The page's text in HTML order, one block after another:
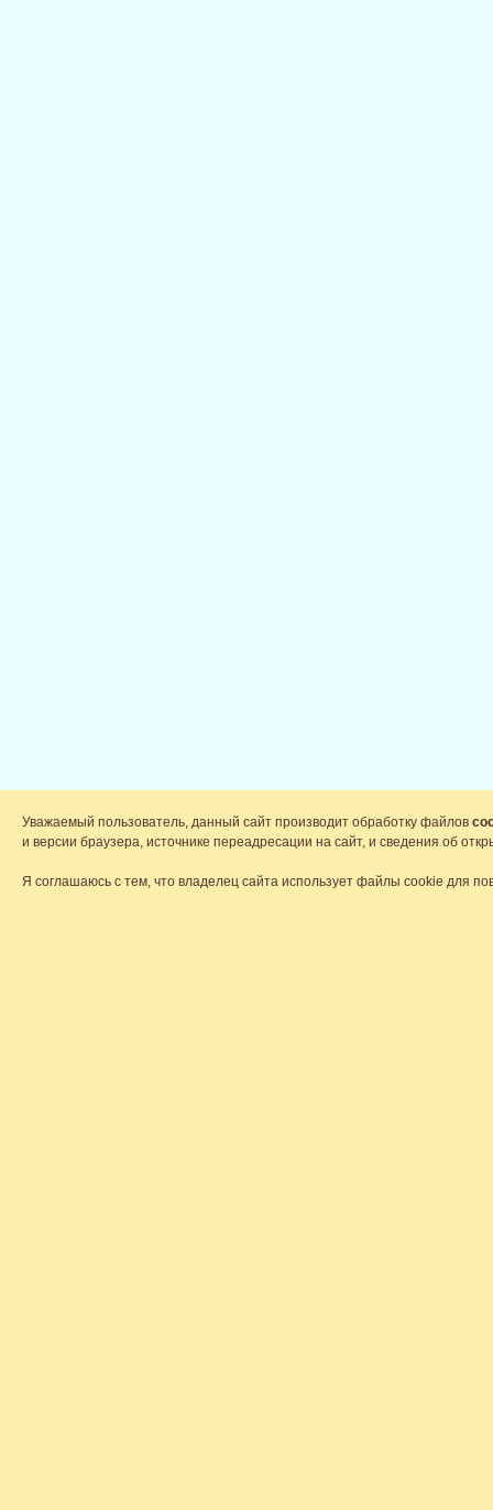
Уважаемый пользователь, данный сайт производит обработку файлов
и версии браузера, источнике переадресации на сайт, и сведения об
Я соглашаюсь с тем, что владелец сайта использует файлы cookie для